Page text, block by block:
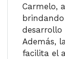
Carmelo,
desarrollo
Además,
facilita el